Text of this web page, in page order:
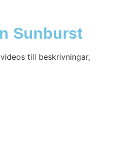
Sunburst
till beskrivningar,